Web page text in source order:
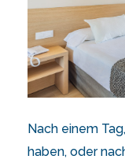
Nach einem
haben, oder